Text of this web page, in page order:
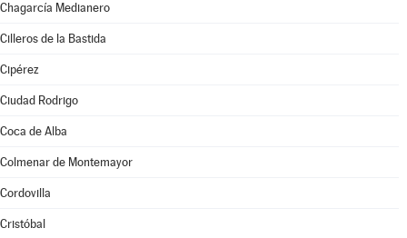
Chagarcía Medianero
Cilleros de la Bastida
Cipérez
Ciudad Rodrigo
Coca de Alba
Colmenar de Montemayor
Cordovilla
Cristóbal